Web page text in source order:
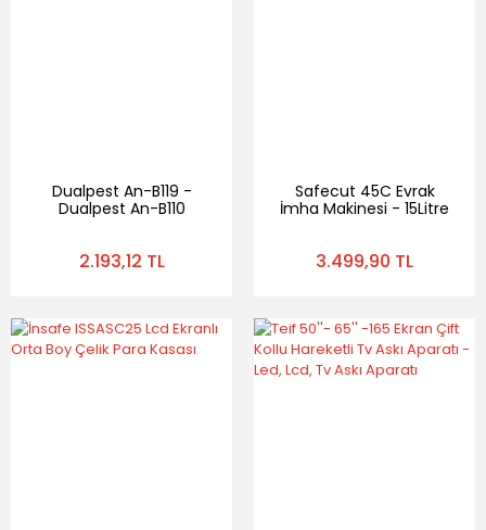
Dualpest An-B119 -
Dualpest An-B110
2.193,12 TL
Safecut 45C Evrak
İmha Makinesi - 15Litre
3.499,90 TL